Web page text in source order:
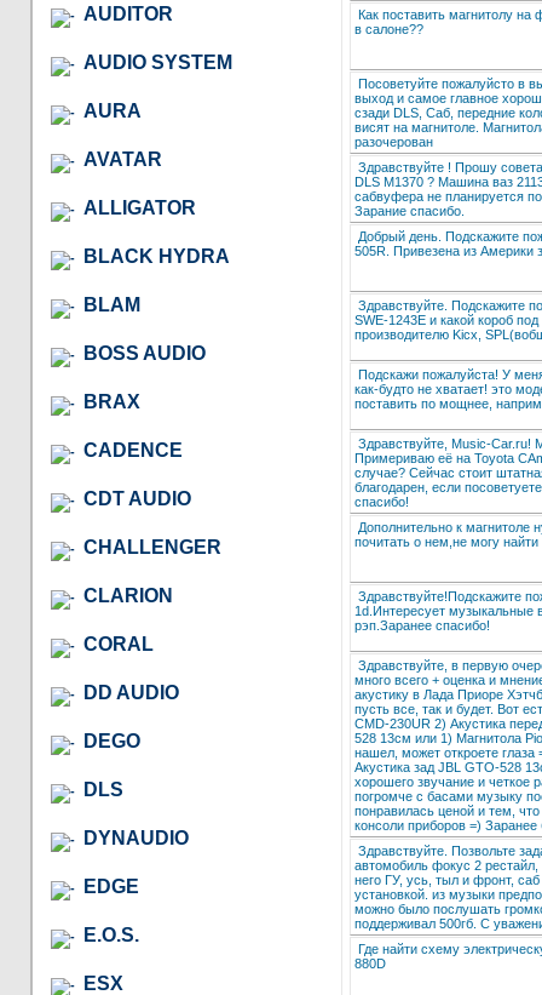
AUDITOR
AUDIO SYSTEM
AURA
AVATAR
ALLIGATOR
BLACK HYDRA
BLAM
BOSS AUDIO
BRAX
CADENCE
CDT AUDIO
CHALLENGER
CLARION
CORAL
DD AUDIO
DEGO
DLS
DYNAUDIO
EDGE
E.O.S.
ESX
Как поставить магнитолу
в салоне??
Посоветуйте пожалуйсто в
выход и самое главное
сзади DLS, Саб, передние
висят на магнитоле.
разочерован
Здравствуйте ! Прошу
DLS M1370 ? Машина ваз
сабвуфера не планируется
Зарание спасибо.
Добрый день. Подскажите
505R. Привезена из Америки
Здравствуйте. Подскажите
SWE-1243E и какой короб
производителю Kicx,
Подскажи пожалуйста! У
как-будто не хватает! это
поставить по мощнее,
Здравствуйте, Music-Car.ru!
Примериваю её на Toyota
случае? Сейчас стоит
благодарен, если
спасибо!
Дополнительно к магнитоле
почитать о нем,не могу найти
Здравствуйте!Подскажите
1d.Интересует музыкальные
рэп.Заранее спасибо!
Здравствуйте, в первую
много всего + оценка и
акустику в Лада Приоре
пусть все, так и будет. Вот
CMD-230UR 2) Акустика
528 13см или 1) Магнитола
нашел, может откроете
Акустика зад JBL GTO-528
хорошего звучание и
погромче с басами музыку
понравилась ценой и тем,
консоли приборов =)
Здравствуйте. Позвольте
автомобиль фокус 2
него ГУ, усь, тыл и фронт,
установкой. из музыки
можно было послушать
поддерживал 500гб. С
Где найти схему
880D